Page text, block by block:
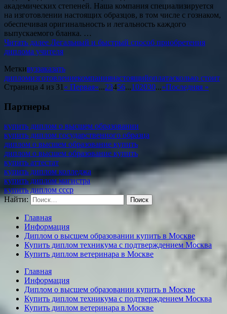
академических степеней. Наша компания специализируется
на изготовлении настоящих образцов, в том числе с гознаком,
обеспечивая оригинальность и легальность каждого
выпускаемого бланка. …
Читать далее Легальный и быстрый способ приобретения
диплома учителя
Меткивуззаказать
дипломизготовлениекомпаниянастоящийоплатасколько стоит
Страница 4 из 31 « Первая«...23456...102030...»Последняя »
Партнеры
купить диплом о высшем образовании
купить диплом государственного образца
диплом о высшем образование купить
диплом о высшем образование купить
купить аттестат
купить диплом колледжа
купить диплом магистра
купить диплом ссср
Найти:
Главная
Информация
Диплом о высшем образовании купить в Москве
Купить диплом техникума с подтверждением Москва
Купить диплом ветеринара в Москве
Главная
Информация
Диплом о высшем образовании купить в Москве
Купить диплом техникума с подтверждением Москва
Купить диплом ветеринара в Москве